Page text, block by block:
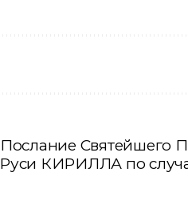
Послание Святейшего
Руси КИРИЛЛА по